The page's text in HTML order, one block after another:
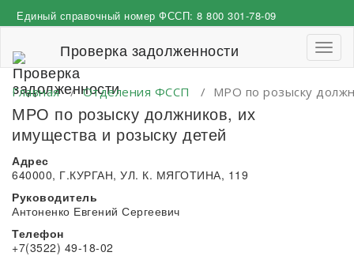
к
Единый справочный номер ФССП: 8 800 301-78-09
Проверка задолженности
Главная/Отделения ФССП / МРО по розыску
МРО по розыску должников, их
имущества и розыску детей
Адрес
640000, Г.КУРГАН, УЛ. К. МЯГОТИНА, 119
Руководитель
Антоненко Евгений Сергеевич
Телефон
+7(3522) 49-18-02